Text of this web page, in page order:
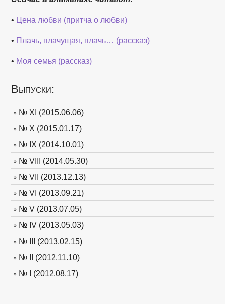
• Цена любви (притча о любви)
• Плачь, плачущая, плачь… (рассказ)
• Моя семья (рассказ)
Выпуски:
№ XI (2015.06.06)
№ X (2015.01.17)
№ IX (2014.10.01)
№ VIII (2014.05.30)
№ VII (2013.12.13)
№ VI (2013.09.21)
№ V (2013.07.05)
№ IV (2013.05.03)
№ III (2013.02.15)
№ II (2012.11.10)
№ I (2012.08.17)